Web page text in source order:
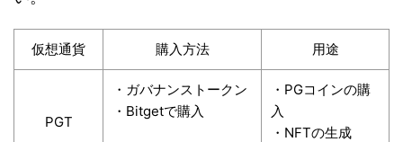
仮想通貨 購入方法 用途
PGT
・ガバナンストークン
・Bitgetで購入
・PGコインの購
入
・NFTの生成